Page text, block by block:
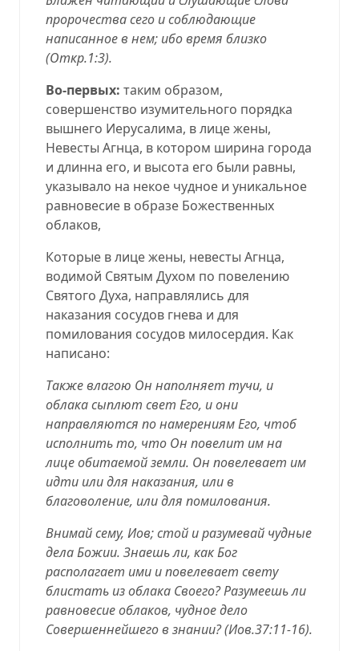
пророчества сего и соблюдающие
написанное в нем; ибо время близко
(Откр.1:3).
Во-первых: таким образом,
совершенство изумительного порядка
вышнего Иерусалима, в лице жены,
Невесты Агнца, в котором ширина города
и длинна его, и высота его были равны,
указывало на некое чудное и уникальное
равновесие в образе Божественных
облаков,
Которые в лице жены, невесты Агнца,
водимой Святым Духом по повелению
Святого Духа, направлялись для
наказания сосудов гнева и для
помилования сосудов милосердия. Как
написано:
Также влагою Он наполняет тучи, и
облака сыплют свет Его, и они
направляются по намерениям Его, чтоб
исполнить то, что Он повелит им на
лице обитаемой земли. Он повелевает им
идти или для наказания, или в
благоволение, или для помилования.
Внимай сему, Иов; стой и разумевай чудные
дела Божии. Знаешь ли, как Бог
располагает ими и повелевает свету
блистать из облака Своего? Разумеешь ли
равновесие облаков, чудное дело
Совершеннейшего в знании? (Иов.37:11-16).